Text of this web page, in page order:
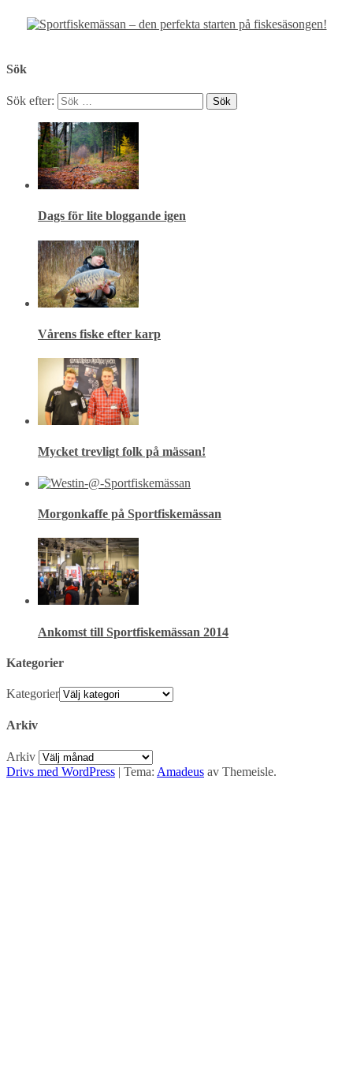
Sök
Sök efter:
Dags för lite bloggande igen
Vårens fiske efter karp
Mycket trevligt folk på mässan!
Morgonkaffe på Sportfiskemässan
Ankomst till Sportfiskemässan 2014
Kategorier
Kategorier
Arkiv
Arkiv
Drivs med WordPress | Tema: Amadeus av Themeisle.